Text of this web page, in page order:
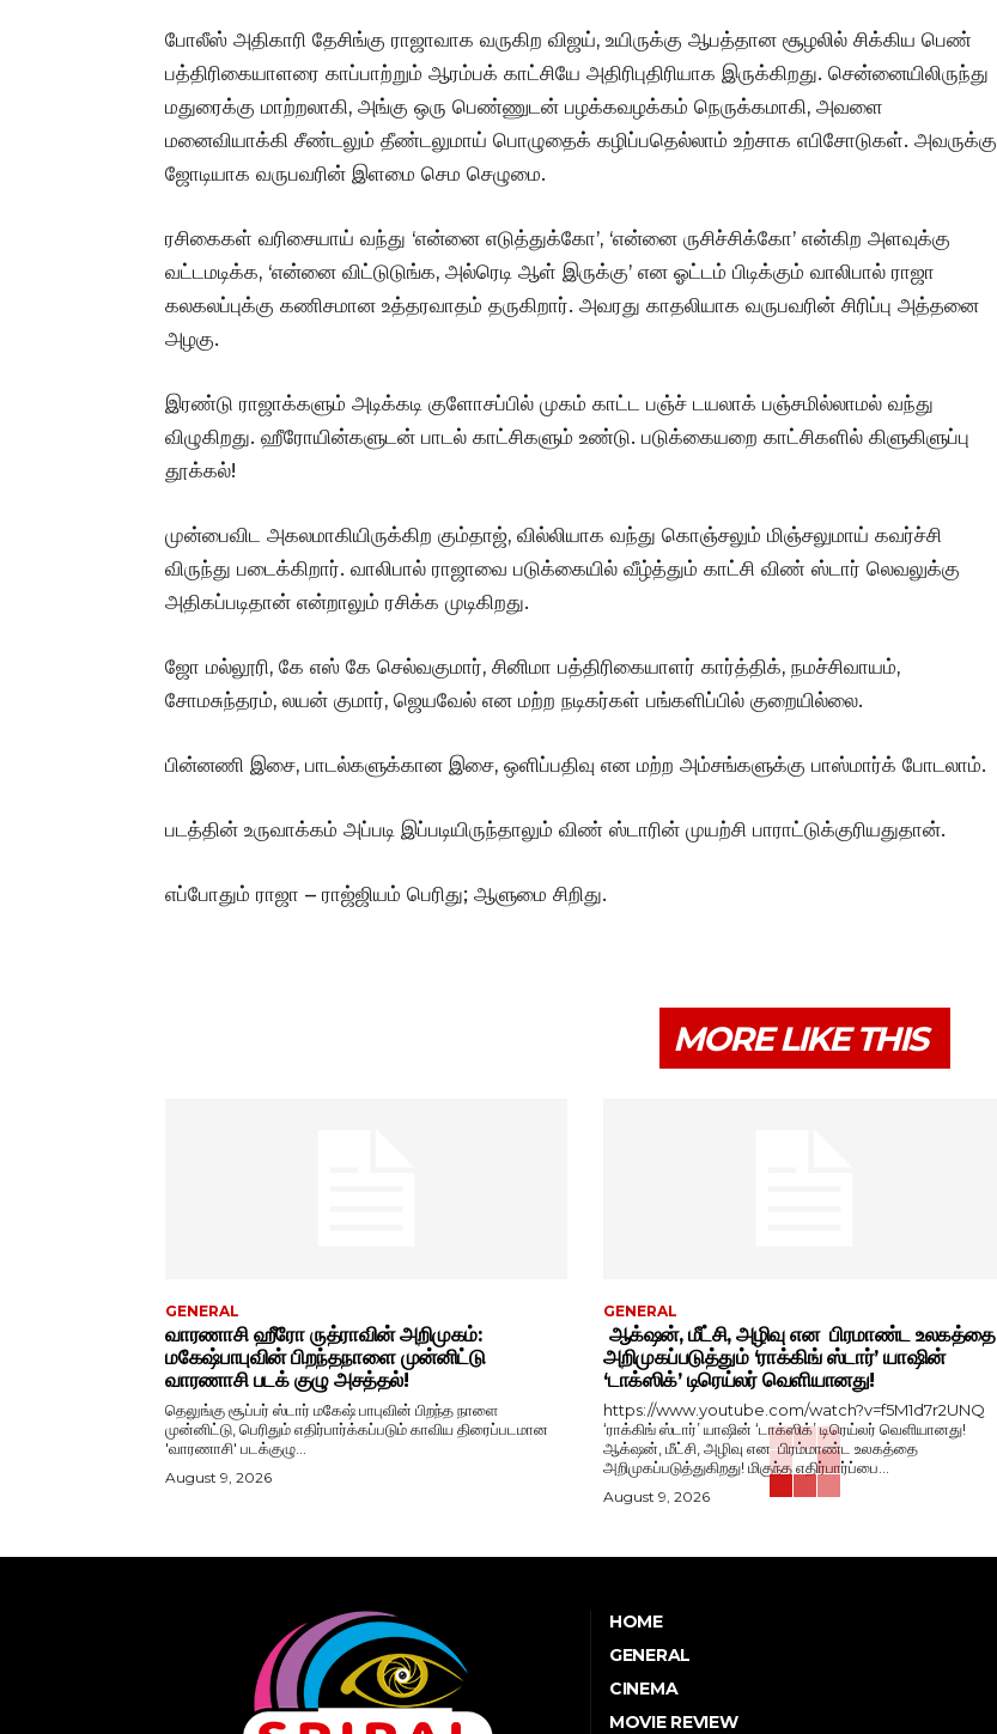
போலீஸ் அதிகாரி தேசிங்கு ராஜாவாக வருகிற விஜய், உயிருக்கு ஆபத்தான சூழலில் சிக்கிய பெண்
பத்திரிகையாளரை காப்பாற்றும் ஆரம்பக் காட்சியே அதிரிபுதிரியாக இருக்கிறது. சென்னையிலிருந்து
மதுரைக்கு மாற்றலாகி, அங்கு ஒரு பெண்ணுடன் பழக்கவழக்கம் நெருக்கமாகி, அவளை
மனைவியாக்கி சீண்டலும் தீண்டலுமாய் பொழுதைக் கழிப்பதெல்லாம் உற்சாக எபிசோடுகள். அவருக்கு
ஜோடியாக வருபவரின் இளமை செம செழுமை.
ரசிகைகள் வரிசையாய் வந்து ‘என்னை எடுத்துக்கோ’, ‘என்னை ருசிச்சிக்கோ’ என்கிற அளவுக்கு
வட்டமடிக்க, ‘என்னை விட்டுடுங்க, அல்ரெடி ஆள் இருக்கு’ என ஓட்டம் பிடிக்கும் வாலிபால் ராஜா
கலகலப்புக்கு கணிசமான உத்தரவாதம் தருகிறார். அவரது காதலியாக வருபவரின் சிரிப்பு அத்தனை
அழகு.
இரண்டு ராஜாக்களும் அடிக்கடி குளோசப்பில் முகம் காட்ட பஞ்ச் டயலாக் பஞ்சமில்லாமல் வந்து
விழுகிறது. ஹீரோயின்களுடன் பாடல் காட்சிகளும் உண்டு. படுக்கையறை காட்சிகளில் கிளுகிளுப்பு
தூக்கல்!
முன்பைவிட அகலமாகியிருக்கிற கும்தாஜ், வில்லியாக வந்து கொஞ்சலும் மிஞ்சலுமாய் கவர்ச்சி
விருந்து படைக்கிறார். வாலிபால் ராஜாவை படுக்கையில் வீழ்த்தும் காட்சி விண் ஸ்டார் லெவலுக்கு
அதிகப்படிதான் என்றாலும் ரசிக்க முடிகிறது.
ஜோ மல்லூரி, கே எஸ் கே செல்வகுமார், சினிமா பத்திரிகையாளர் கார்த்திக், நமச்சிவாயம்,
சோமசுந்தரம், லயன் குமார், ஜெயவேல் என மற்ற நடிகர்கள் பங்களிப்பில் குறையில்லை.
பின்னணி இசை, பாடல்களுக்கான இசை, ஒளிப்பதிவு என மற்ற அம்சங்களுக்கு பாஸ்மார்க் போடலாம்.
படத்தின் உருவாக்கம் அப்படி இப்படியிருந்தாலும் விண் ஸ்டாரின் முயற்சி பாராட்டுக்குரியதுதான்.
எப்போதும் ராஜா – ராஜ்ஜியம் பெரிது; ஆளுமை சிறிது.
MORE LIKE THIS
GENERAL
வாரணாசி ஹீரோ ருத்ராவின் அறிமுகம்:
மகேஷ்பாபுவின் பிறந்தநாளை முன்னிட்டு
வாரணாசி படக் குழு அசத்தல்!
தெலுங்கு சூப்பர் ஸ்டார் மகேஷ் பாபுவின் பிறந்த நாளை
முன்னிட்டு, பெரிதும் எதிர்பார்க்கப்படும் காவிய திரைப்படமான
'வாரணாசி' படக்குழு...
August 9, 2026
GENERAL
ஆக்‌ஷன், மீட்சி, அழிவு என பிரமாண்ட உலகத்தை
அறிமுகப்படுத்தும் ‘ராக்கிங் ஸ்டார்’ யாஷின்
‘டாக்ஸிக்’ டிரெய்லர் வெளியானது!
https://www.youtube.com/watch?v=f5M1d7r2UNQ
‘ராக்கிங் ஸ்டார்’ யாஷின் ‘டாக்ஸிக்’ டிரெய்லர் வெளியானது!
ஆக்‌ஷன், மீட்சி, அழிவு என பிரம்மாண்ட உலகத்தை
அறிமுகப்படுத்துகிறது! மிகுந்த எதிர்பார்ப்பை...
August 9, 2026
HOME
GENERAL
CINEMA
MOVIE REVIEW